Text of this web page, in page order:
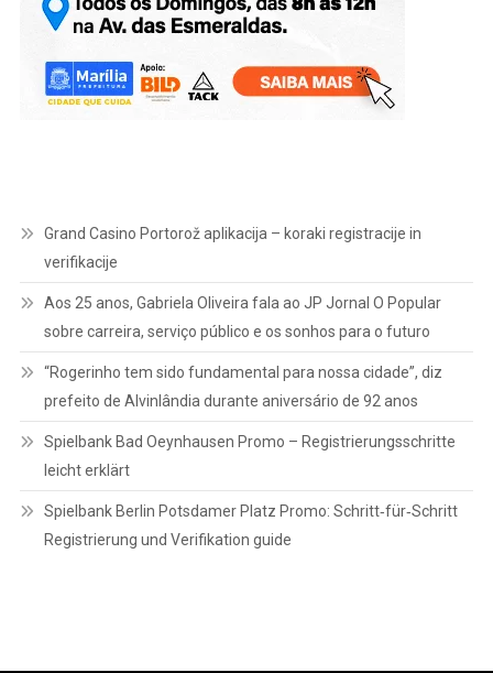
Grand Casino Portorož aplikacija – koraki registracije in
verifikacije
Aos 25 anos, Gabriela Oliveira fala ao JP Jornal O Popular
sobre carreira, serviço público e os sonhos para o futuro
“Rogerinho tem sido fundamental para nossa cidade”, diz
prefeito de Alvinlândia durante aniversário de 92 anos
Spielbank Bad Oeynhausen Promo – Registrierungsschritte
leicht erklärt
Spielbank Berlin Potsdamer Platz Promo: Schritt‑für‑Schritt
Registrierung und Verifikation guide